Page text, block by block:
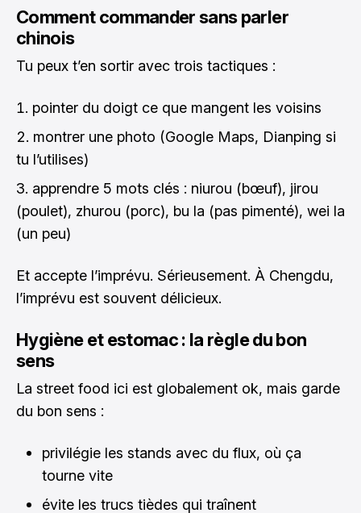
Comment commander sans parler
chinois
Tu peux t’en sortir avec trois tactiques :
pointer du doigt ce que mangent les voisins
montrer une photo (Google Maps, Dianping si
tu l’utilises)
apprendre 5 mots clés : niurou (bœuf), jirou
(poulet), zhurou (porc), bu la (pas pimenté), wei la
(un peu)
Et accepte l’imprévu. Sérieusement. À Chengdu,
l’imprévu est souvent délicieux.
Hygiène et estomac : la règle du bon
sens
La street food ici est globalement ok, mais garde
du bon sens :
privilégie les stands avec du flux, où ça
tourne vite
évite les trucs tièdes qui traînent